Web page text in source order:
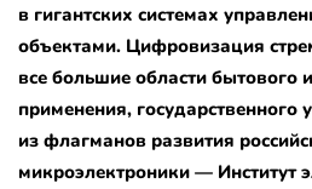
в гигантских системах
объектами. Цифровизация
все большие области бытового
применения, государственного
из флагманов развития
микроэлектроники — Институт